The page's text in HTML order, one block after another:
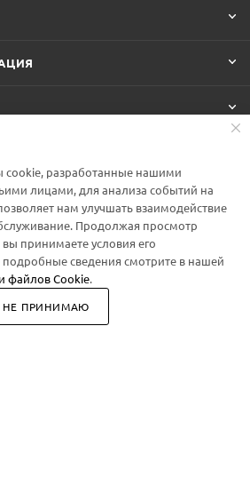
РАССЫЛКУ
87 88 ЗАКАЗАТЬ ЗВОНОК
order@smelo.pro
г. Новороссийск, проспект
разработанные нашими
лицами, для анализа событий на
нам улучшать взаимодействие
Продолжая просмотр
принимаете условия его
подробные сведения смотрите в нашей
файлов Cookie.
НЕ ПРИНИМАЮ